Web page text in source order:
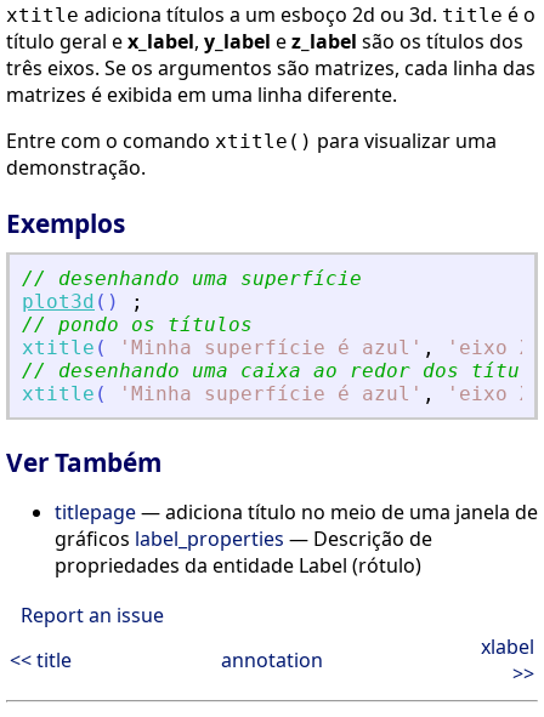
xtitle adiciona títulos a um esboço 2d ou 3d. title é o
título geral ex_label, y_label ez_label são os títulos dos
três eixos. Se os argumentos são matrizes, cada linha das
matrizes é exibida em uma linha diferente.
Entre com o comando xtitle() para visualizar uma
demonstração.
Exemplos
// desenhando uma superfície
plot3d ( )
;
// pondo os títulos
xtitle ( ' Minha superfície é azul ' , ' eixo X
// desenhando uma caixa ao redor dos
xtitle ( ' Minha superfície é azul ' , ' eixo X
Ver Também
titlepage— adiciona título no meio de uma janela de
gráficos label_properties — Descrição de
propriedades da entidade Label (rótulo)
Report an issue
<< title
annotation
xlabel
>>